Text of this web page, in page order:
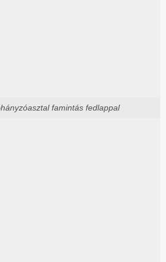
famintás fedlappal